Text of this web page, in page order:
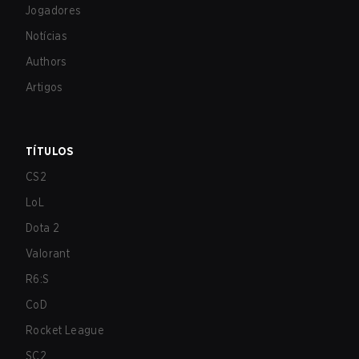
Jogadores
Notícias
Authors
Artigos
TÍTULOS
CS2
LoL
Dota 2
Valorant
R6:S
CoD
Rocket League
SC2